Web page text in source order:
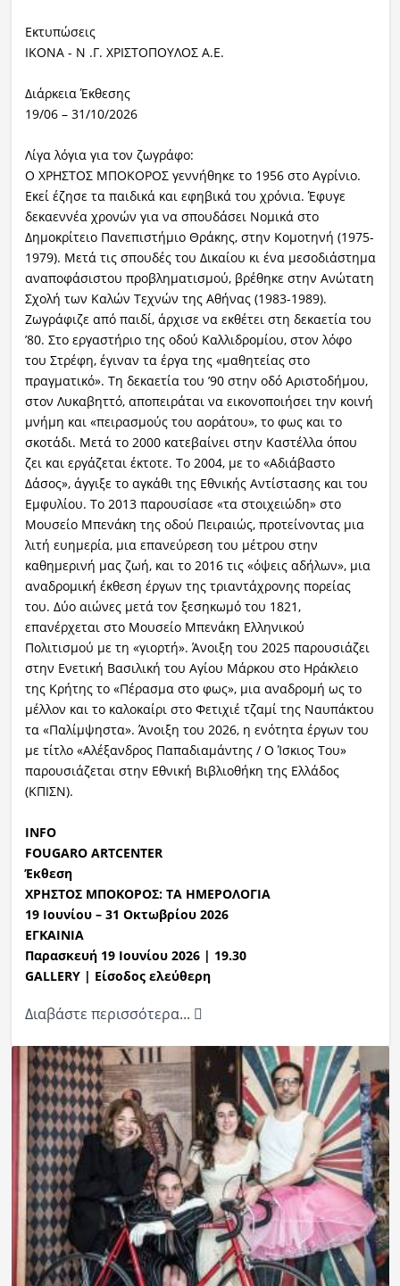
Εκτυπώσεις
IKONA - Ν .Γ. ΧΡΙΣΤΟΠΟΥΛΟΣ Α.Ε.
Διάρκεια Έκθεσης
19/06 – 31/10/2026
Λίγα λόγια για τον ζωγράφο:
Ο ΧΡΗΣΤΟΣ ΜΠΟΚΟΡΟΣ γεννήθηκε το 1956 στο Αγρίνιο.
Εκεί έζησε τα παιδικά και εφηβικά του χρόνια. Έφυγε
δεκαεννέα χρονών για να σπουδάσει Νομικά στο
Δημοκρίτειο Πανεπιστήμιο Θράκης, στην Κομοτηνή (1975-
1979). Μετά τις σπουδές του Δικαίου κι ένα μεσοδιάστημα
αναποφάσιστου προβληματισμού, βρέθηκε στην Ανώτατη
Σχολή των Καλών Τεχνών της Αθήνας (1983-1989).
Ζωγράφιζε από παιδί, άρχισε να εκθέτει στη δεκαετία του
’80. Στο εργαστήριο της οδού Καλλιδρομίου, στον λόφο
του Στρέφη, έγιναν τα έργα της «μαθητείας στο
πραγματικό». Τη δεκαετία του ’90 στην οδό Αριστοδήμου,
στον Λυκαβηττό, αποπειράται να εικονοποιήσει την κοινή
μνήμη και «πειρασμούς του αoράτου», το φως και το
σκοτάδι. Μετά το 2000 κατεβαίνει στην Καστέλλα όπου
ζει και εργάζεται έκτοτε. Το 2004, με το «Αδιάβαστο
Δάσος», άγγιξε το αγκάθι της Εθνικής Αντίστασης και του
Εμφυλίου. Το 2013 παρουσίασε «τα στοιχειώδη» στο
Μουσείο Μπενάκη της οδού Πειραιώς, προτείνοντας μια
λιτή ευημερία, μια επανεύρεση του μέτρου στην
καθημερινή μας ζωή, και το 2016 τις «όψεις αδήλων», μια
αναδρομική έκθεση έργων της τριαντάχρονης πορείας
του. Δύο αιώνες μετά τον ξεσηκωμό του 1821,
επανέρχεται στο Μουσείο Μπενάκη Ελληνικού
Πολιτισμού με τη «γιορτή». Άνοιξη του 2025 παρουσιάζει
στην Ενετική Βασιλική του Αγίου Μάρκου στο Ηράκλειο
της Κρήτης το «Πέρασμα στο φως», μια αναδρομή ως το
μέλλον και το καλοκαίρι στο Φετιχιέ τζαμί της Ναυπάκτου
τα «Παλίμψηστα». Άνοιξη του 2026, η ενότητα έργων του
με τίτλο «Αλέξανδρος Παπαδιαμάντης / Ο Ίσκιος Του»
παρουσιάζεται στην Εθνική Βιβλιοθήκη της Ελλάδος
(ΚΠΙΣΝ).
INFO
FOUGARO ARTCENTER
Έκθεση
ΧΡΗΣΤΟΣ ΜΠΟΚΟΡΟΣ: ΤΑ ΗΜΕΡΟΛΟΓΙΑ
19 Ιουνίου– 31 Οκτωβρίου2026
ΕΓΚΑΙΝΙΑ
Παρασκευή 19 Ιουνίου2026 | 19.30
GALLERY | Είσοδος ελεύθερη
Διαβάστε περισσότερα...